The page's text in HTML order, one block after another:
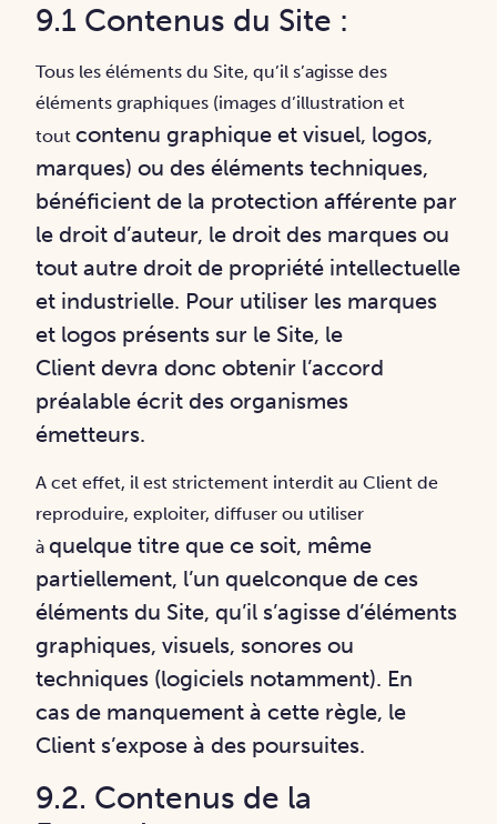
9.1 Contenus du Site :
Tous les éléments du Site, qu’il s’agisse des
éléments graphiques (images d’illustration et
toutcontenu graphique et visuel, logos,
marques) ou des éléments techniques,
bénéficient de la protection afférente par
le droit d’auteur, le droit des marques ou
tout autre droit de propriété intellectuelle
et industrielle. Pour utiliser les marques
et logos présents sur le Site, le
Clientdevra donc obtenir l’accord
préalable écrit des organismes
émetteurs.
A cet effet, il est strictement interdit au Client de
reproduire, exploiter, diffuser ou utiliser
àquelque titre que ce soit, même
partiellement, l’un quelconque de ces
éléments du Site, qu’il s’agisse d’éléments
graphiques, visuels, sonores ou
techniques (logiciels notamment). En
casde manquement à cette règle, le
Client s’expose à des poursuites.
9.2. Contenus de la